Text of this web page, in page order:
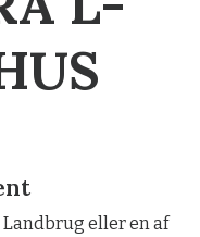
eller en af